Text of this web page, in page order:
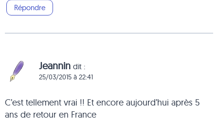
Répondre
Jeannin dit :
25/03/2015 à 22:41
C’est tellement vrai !! Et encore aujourd’hui après 5
ans de retour en France